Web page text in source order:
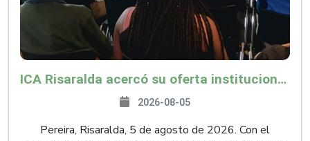
ICA Risaralda acercó su oferta institucional a productores y emprendedores en Expocamello
2026-08-05
Pereira, Risaralda, 5 de agosto de 2026. Con el